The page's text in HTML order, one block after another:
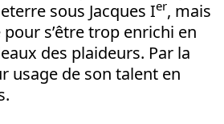
sous Jacques Ier, mais
s’être trop enrichi en
des plaideurs. Par la
usage de son talent en